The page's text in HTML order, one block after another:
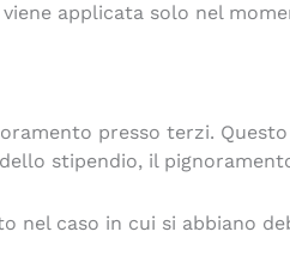
applicata solo nel
presso terzi.
stipendio, il
nel caso in cui si abbiano